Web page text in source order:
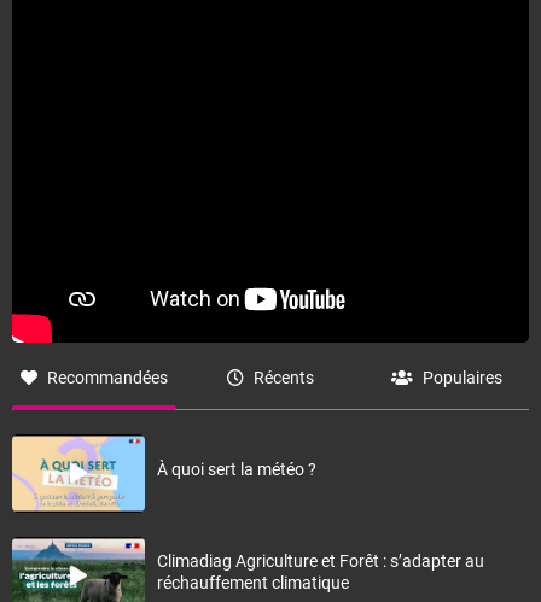
Recommandées Récents Populaires
À quoi sert la météo ?
Climadiag Agriculture et Forêt : s’adapter au
réchauffement climatique